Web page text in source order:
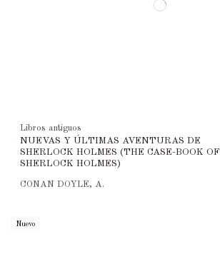
Libros antiguos
NUEVAS Y ÚLTIMAS AVENTURAS DE
SHERLOCK HOLMES (THE CASE-BOOK OF
SHERLOCK HOLMES)
CONAN DOYLE, A.
Nuevo